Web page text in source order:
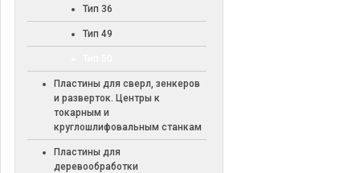
Тип 36
Тип 49
Пластины для сверл, зенкеров
и разверток. Центры к
токарным и
круглошлифовальным станкам
Пластины для
деревообработки